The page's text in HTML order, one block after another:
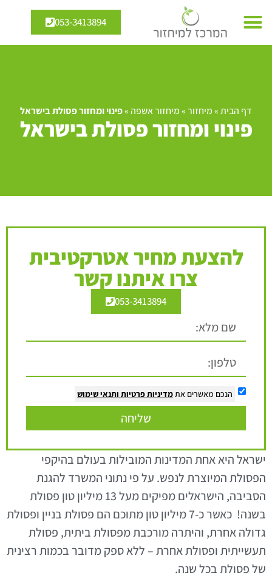
053-3413894
דף הבית»מיחזור»מיחזור אשפה »פינוי ומחזור פסולת בישראל
פינוי ומחזור פסולת בישראל
להצעת מחיר אטרקטיבית
צרו איתנו קשר
053-3413894
הנכם מאשרים את מדיניות פרטיות ותנאי שימוש
שליחה
ישראל היא אחת המדינות המובילות בעולם בהיקפי
הפסולת המיוצרת לנפש. על פי נתוני המשרד להגנת
הסביבה, הישראלים מפיקים מעל 13 מיליון טון פסולת
בשנה! כאשר כ-7 מיליון טון מתוכם הם פסולת בניין ופסולת
גדולה אחרת, והיתרה מורכבת מפסולת ביתית, פסולת
תעשייתית ופסולת אחרת – ללא ספק מדובר בכמות רצינית
של פסולת בכל שנה.